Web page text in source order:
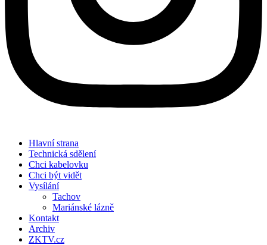
Hlavní strana
Technická sdělení
Chci kabelovku
Chci být vidět
Vysílání
Tachov
Mariánské lázně
Kontakt
Archiv
ZKTV.cz